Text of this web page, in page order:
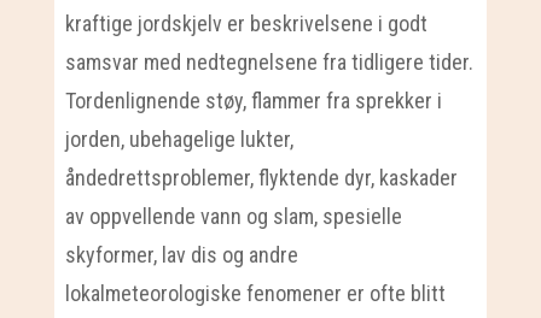
kraftige jordskjelv er beskrivelsene i godt
samsvar med nedtegnelsene fra tidligere tider.
Tordenlignende støy, flammer fra sprekker i
jorden, ubehagelige lukter,
åndedrettsproblemer, flyktende dyr, kaskader
av oppvellende vann og slam, spesielle
skyformer, lav dis og andre
lokalmeteorologiske fenomener er ofte blitt